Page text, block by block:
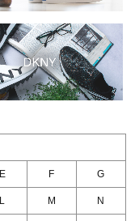
E F G
M N